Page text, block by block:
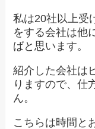
私は20社以上受
をする会社は他
ばと思います。
紹介した会社は
りますので、仕
ん。
こちらは時間と